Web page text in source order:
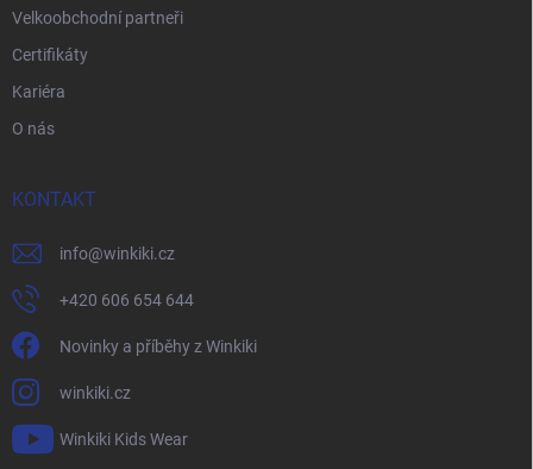
Velkoobchodní partneři
Certifikáty
Kariéra
O nás
KONTAKT
info@winkiki.cz
+420 606 654 644
Novinky a příběhy z Winkiki
winkiki.cz
Winkiki Kids Wear